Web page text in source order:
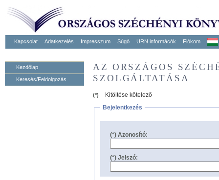
Kapcsolat Adatkezelés Impresszum Súgó URN informácók Fiókom
Kezdőlap
Keresés/Feldolgozás
AZ ORSZÁGOS
SZOLGÁLTATÁSA
(*)
Kitöltése kötelező
Bejelentkezés
(*) Azonosító:
(*) Jelszó: